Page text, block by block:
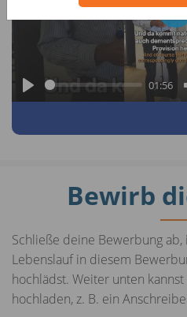
P
01:56
P
l
a
Bewirb
Schließe deine Bewerbung
Lebenslauf in diesem
hochlädst. Weiter unten
hochladen, z. B. ein